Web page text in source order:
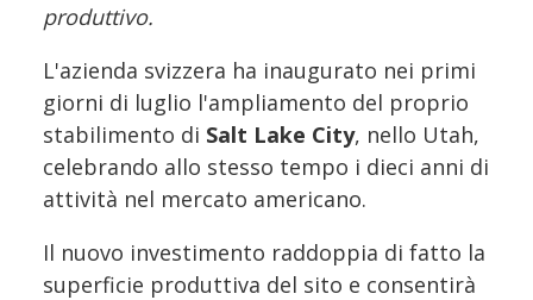
produttivo.
L'azienda svizzera ha inaugurato nei primi
giorni di luglio l'ampliamento del proprio
stabilimento di Salt Lake City, nello Utah,
celebrando allo stesso tempo i dieci anni di
attività nel mercato americano.
Il nuovo investimento raddoppia di fatto la
superficie produttiva del sito e consentirà